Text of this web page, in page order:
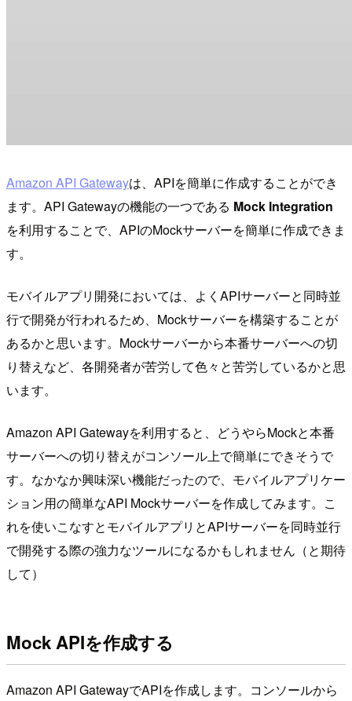
Amazon API Gatewayは、APIを簡単に作成することができ
ます。API Gatewayの機能の一つである Mock Integration
を利用することで、APIのMockサーバーを簡単に作成できま
す。
モバイルアプリ開発においては、よくAPIサーバーと同時並
行で開発が行われるため、Mockサーバーを構築することが
あるかと思います。Mockサーバーから本番サーバーへの切
り替えなど、各開発者が苦労して色々と苦労しているかと思
います。
Amazon API Gatewayを利用すると、どうやらMockと本番
サーバーへの切り替えがコンソール上で簡単にできそうで
す。なかなか興味深い機能だったので、モバイルアプリケー
ション用の簡単なAPI Mockサーバーを作成してみます。こ
れを使いこなすとモバイルアプリとAPIサーバーを同時並行
で開発する際の強力なツールになるかもしれません（と期待
して）
Mock APIを作成する
Amazon API GatewayでAPIを作成します。コンソールから